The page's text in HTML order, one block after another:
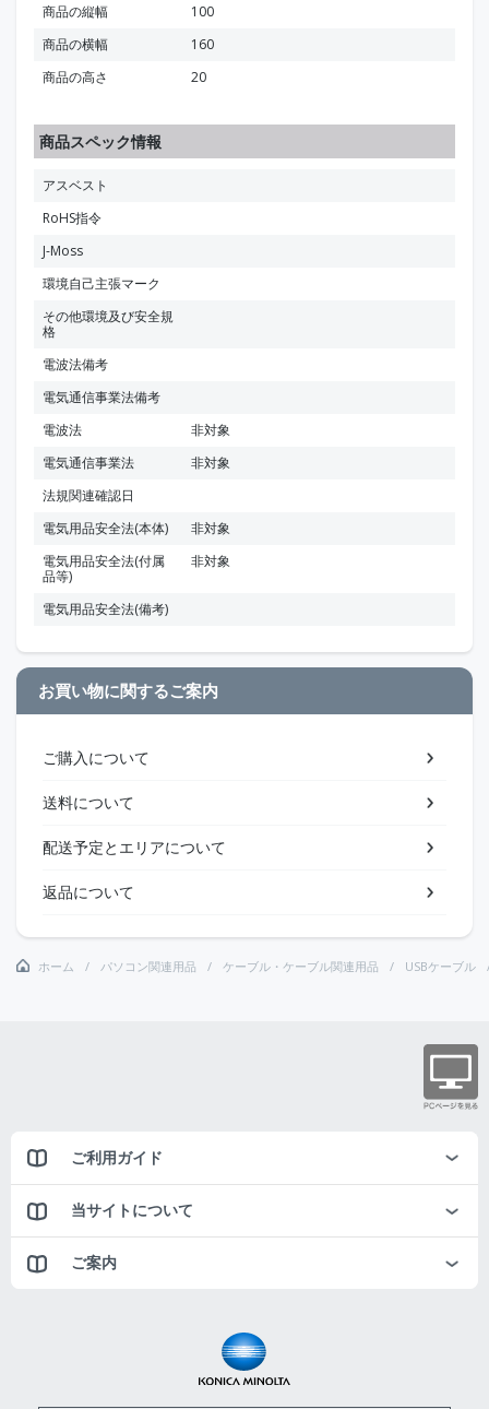
商品の縦幅
100
商品の横幅
160
商品の高さ
20
商品スペック情報
アスベスト
RoHS指令
J-Moss
環境自己主張マーク
その他環境及び安全規
格
電波法備考
電気通信事業法備考
電波法
非対象
電気通信事業法
非対象
法規関連確認日
電気用品安全法(本体)
非対象
電気用品安全法(付属
品等)
非対象
電気用品安全法(備考)
お買い物に関するご案内
ご購入について
送料について
配送予定とエリアについて
返品について
ホーム パソコン関連用品 ケーブル・ケーブル関連用品 USBケーブル
ご利用ガイド
当サイトについて
ご案内